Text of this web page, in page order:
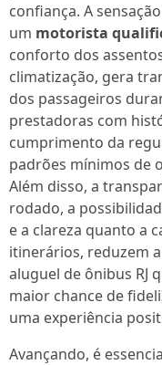
confiança. A
um motorista
conforto dos
climatização, gera
dos passageiros
prestadoras com
cumprimento da
padrões mínimos de
Além disso, a
rodado, a
e a clareza quanto a
itinerários, reduzem
aluguel de ônibus RJ
maior chance de
uma experiência
Avançando, é